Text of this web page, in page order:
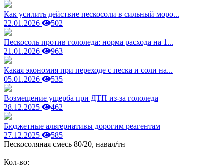
Как усилить действие пескосоли в сильный моро...
22.01.2026
502
Пескосоль против гололеда: норма расхода на 1...
21.01.2026
963
Какая экономия при переходе с песка и соли на...
05.01.2026
535
Возмещение ущерба при ДТП из-за гололеда
28.12.2025
462
Бюджетные альтернативы дорогим реагентам
27.12.2025
585
Пескосоляная смесь 80/20, навал/тн
Кол-во: